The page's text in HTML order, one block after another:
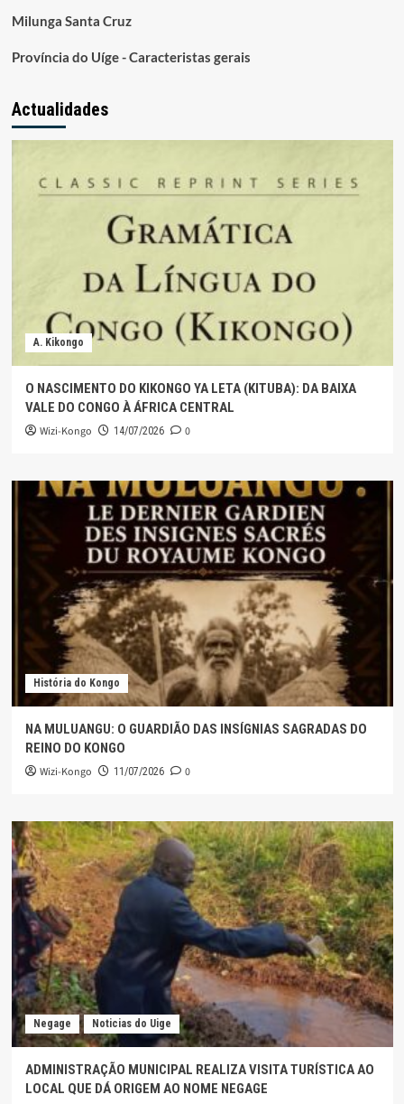
Milunga Santa Cruz
Província do Uíge - Caracteristas gerais
Actualidades
A. Kikongo
O NASCIMENTO DO KIKONGO YA LETA (KITUBA): DA BAIXA
VALE DO CONGO À ÁFRICA CENTRAL
Wizi-Kongo 14/07/2026 0
História do Kongo
NA MULUANGU: O GUARDIÃO DAS INSÍGNIAS SAGRADAS DO
REINO DO KONGO
Wizi-Kongo 11/07/2026 0
Negage Noticias do Uige
ADMINISTRAÇÃO MUNICIPAL REALIZA VISITA TURÍSTICA AO
LOCAL QUE DÁ ORIGEM AO NOME NEGAGE